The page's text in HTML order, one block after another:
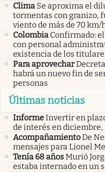
Clima Se aproxima el
tormentas con granizo,
viento de más de 70 km/
Colombia Confirmado:
con personal
existencia de los
Para aprovechar
habrá un nuevo fin de
personas
Últimas noticias
InformeInvertir en
de interés en diciembre,
AcompañamientoDe
mensajes para Lionel
Tenía 68 añosMurió
estaba internado en un